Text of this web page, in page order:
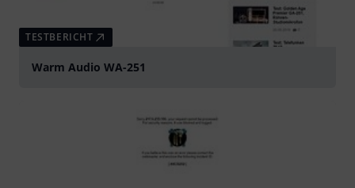
TESTBERICHT
Warm Audio WA-251